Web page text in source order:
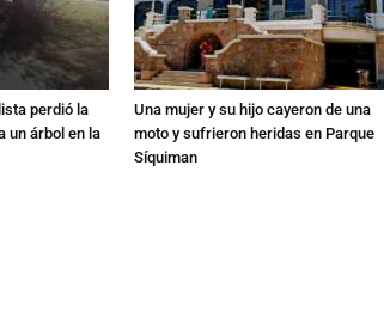
perdió la
un árbol en la
Una mujer y su hijo cayeron de una
moto y sufrieron heridas en Parque
Síquiman